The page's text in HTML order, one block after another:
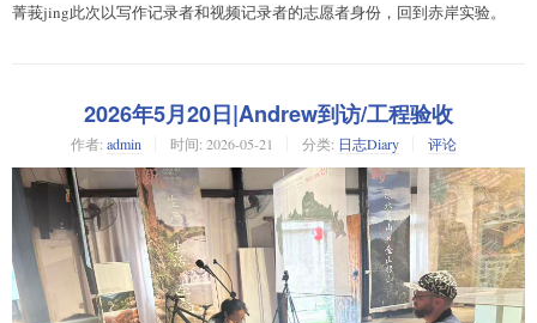
菁莪jing此次以写作记录者和视频记录者的志愿者身份，回到赤岸实验。
2026年5月20日|Andrew到访/工程验收
作者: admin 时间: 2026-05-21 分类: 日志Diary 评论